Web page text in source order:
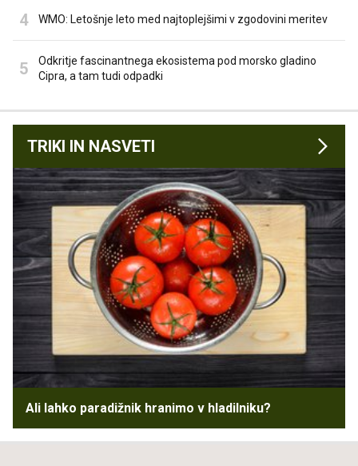
WMO: Letošnje leto med najtoplejšimi v zgodovini meritev
Odkritje fascinantnega ekosistema pod morsko gladino
Cipra, a tam tudi odpadki
TRIKI IN NASVETI
Ali lahko paradižnik hranimo v hladilniku?